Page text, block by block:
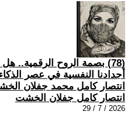
(78) بصمة الروح الرقمية..
أجدادنا النفسية في عصر
انتصار كامل محمد جفلان
انتصار كامل جفلان الخشت
2026 / 7 / 29